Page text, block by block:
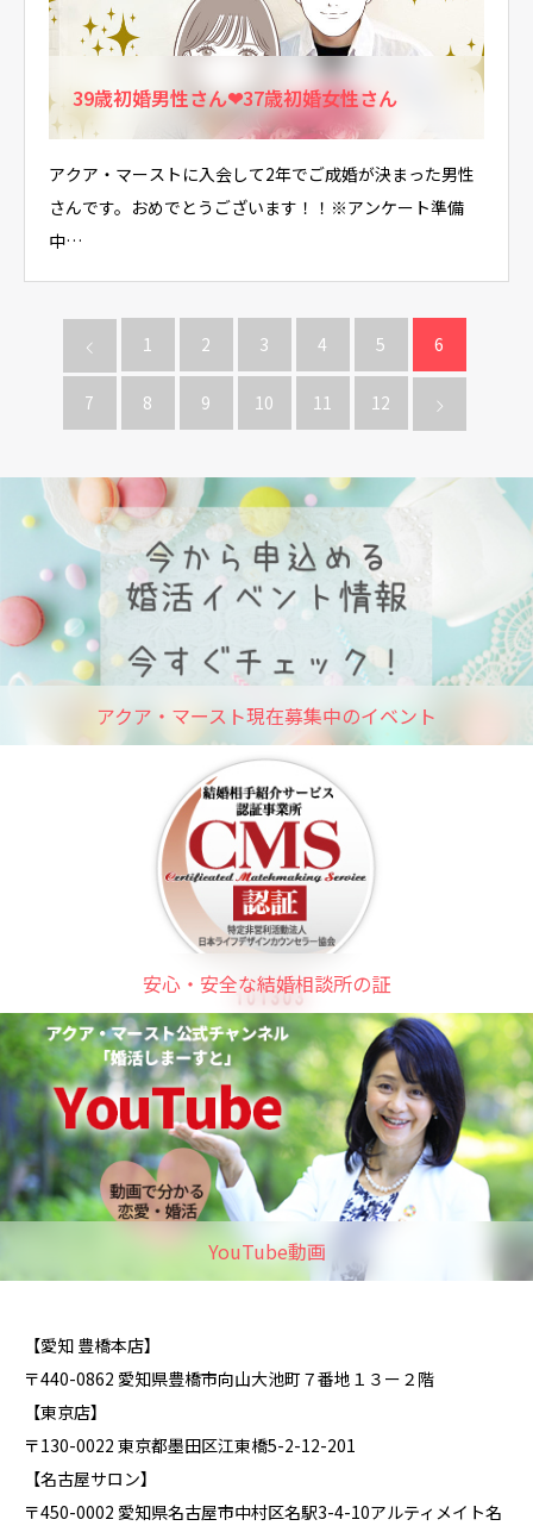
39歳初婚男性さん❤37歳初婚女性さん
アクア・マーストに入会して2年でご成婚が決まった男性
さんです。おめでとうございます！！※アンケート準備
中…
1 2 3 4 5 6
7 8 9 10 11 12
アクア・マースト現在募集中のイベント
安心・安全な結婚相談所の証
YouTube動画
【愛知 豊橋本店】
〒440-0862 愛知県豊橋市向山大池町７番地１３ー２階
【東京店】
〒130-0022 東京都墨田区江東橋5-2-12-201
【名古屋サロン】
〒450-0002 愛知県名古屋市中村区名駅3-4-10アルティメイト名